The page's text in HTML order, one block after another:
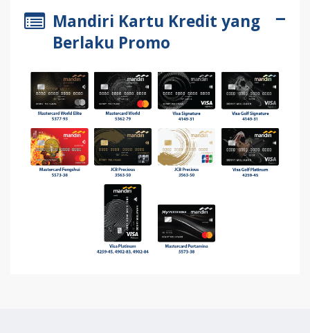
Mandiri Kartu Kredit yang
Berlaku Promo